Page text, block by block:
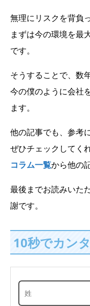
無理にリスクを背負
まずは今の環境を最
です。
そうすることで、数
今の僕のように会社
ます。
他の記事でも、参考
ぜひチェックしてく
コラム一覧から他の
最後までお読みいた
謝です。
10秒でカン